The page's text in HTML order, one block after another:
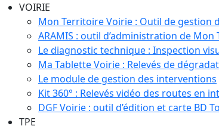
VOIRIE
Mon Territoire Voirie : Outil de gestion
ARAMIS : outil d’administration de
Le diagnostic technique : Inspection
Ma Tablette Voirie : Relevés de
Le module de gestion des interventions
Kit 360° : Relevés vidéo des routes en
DGF Voirie : outil d’édition et carte BD
TPE